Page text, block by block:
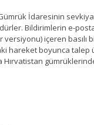
İdaresinin
Bildirimlerin e-posta
içeren
hareket boyunca
Hırvatistan